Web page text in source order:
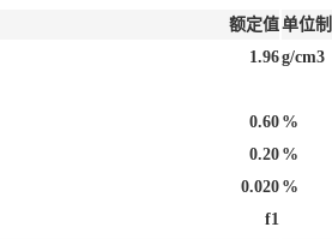
额定值单位制
1.96g/cm3
0.60 %
0.20 %
0.020 %
f1